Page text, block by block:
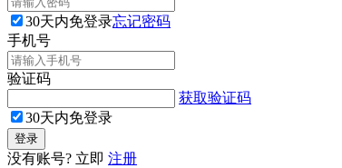
30天内免登录忘记密码
手机号
验证码
获取验证码
30天内免登录
没有账号? 立即 注册